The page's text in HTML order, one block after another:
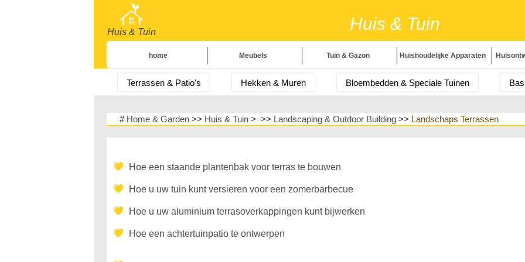
Huis & Tuin Huis & Tuin
home Meubels Tuin & Gazon Huishoudelijke Apparaten
Meubels
Huishouden
Huishobby's
Terrassen & Patio's Hekken & Muren Bloembedden & Speciale Tuinen
Zwembaden & Spa's Tuinonderhoud
# Home & Garden >> Huis & Tuin > >> Landscaping & Outdoor Building >> Landschaps Terrassen
Hoe een staande plantenbak voor terras te bouwen
Hoe u uw tuin kunt versieren voor een zomerbarbecue
Hoe u uw aluminium terrasoverkappingen kunt bijwerken
Hoe een achtertuinpatio te ontwerpen